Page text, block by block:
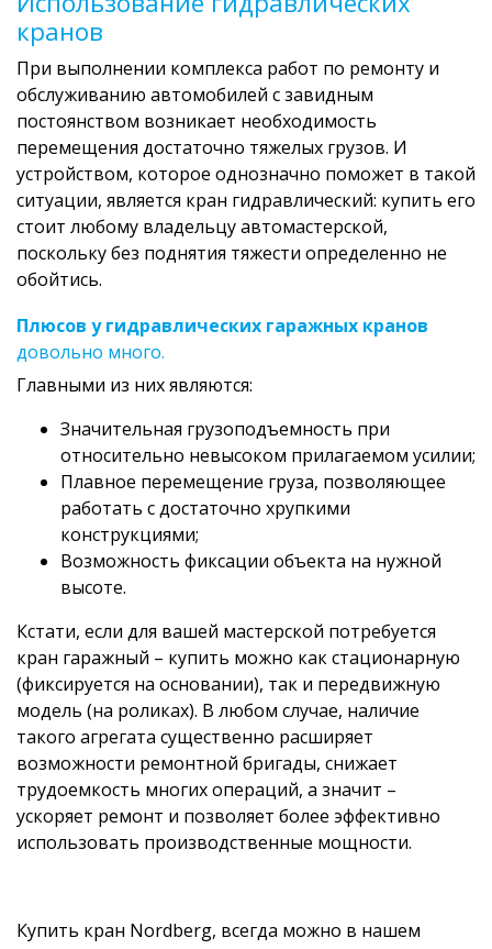
кранов
При выполнении комплекса работ по ремонту и
обслуживанию автомобилей с завидным
постоянством возникает необходимость
перемещения достаточно тяжелых грузов. И
устройством, которое однозначно поможет в такой
ситуации, является кран гидравлический: купить его
стоит любому владельцу автомастерской,
поскольку без поднятия тяжести определенно не
обойтись.
Плюсов у гидравлических гаражных кранов
довольно много.
Главными из них являются:
Значительная грузоподъемность при
относительно невысоком прилагаемом усилии;
Плавное перемещение груза, позволяющее
работать с достаточно хрупкими
конструкциями;
Возможность фиксации объекта на нужной
высоте.
Кстати, если для вашей мастерской потребуется
кран гаражный – купить можно как стационарную
(фиксируется на основании), так и передвижную
модель (на роликах). В любом случае, наличие
такого агрегата существенно расширяет
возможности ремонтной бригады, снижает
трудоемкость многих операций, а значит –
ускоряет ремонт и позволяет более эффективно
использовать производственные мощности.
Купить кран Nordberg, всегда можно в нашем